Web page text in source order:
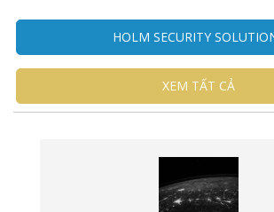
HOLM SECURITY
XEM TẤT CẢ